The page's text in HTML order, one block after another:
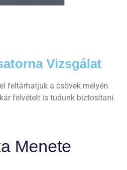
Vizsgálat
feltárhatjuk a csövek mélyén
felvételt is tudunk biztosítani.
Menete